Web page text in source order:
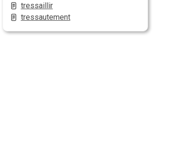
tressaillir
tressautement